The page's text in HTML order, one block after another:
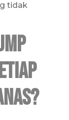
tidak